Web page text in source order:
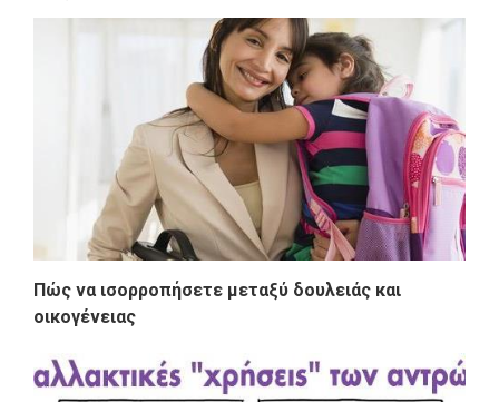
Πώς να ισορροπήσετε μεταξύ δουλειάς και
οικογένειας